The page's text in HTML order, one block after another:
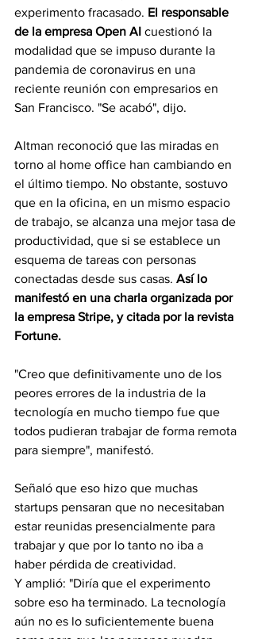
experimento fracasado. El responsable
de la empresa Open AI cuestionó la
modalidad que se impuso durante la
pandemia de coronavirus en una
reciente reunión con empresarios en
San Francisco. "Se acabó", dijo.
Altman reconoció que las miradas en
torno al home office han cambiando en
el último tiempo. No obstante, sostuvo
que en la oficina, en un mismo espacio
de trabajo, se alcanza una mejor tasa de
productividad, que si se establece un
esquema de tareas con personas
conectadas desde sus casas. Así lo
manifestó en una charla organizada por
la empresa Stripe, y citada por la revista
Fortune.
"Creo que definitivamente uno de los
peores errores de la industria de la
tecnología en mucho tiempo fue que
todos pudieran trabajar de forma remota
para siempre", manifestó.
Señaló que eso hizo que muchas
startups pensaran que no necesitaban
estar reunidas presencialmente para
trabajar y que por lo tanto no iba a
haber pérdida de creatividad.
Y amplió: "Diría que el experimento
sobre eso ha terminado. La tecnología
aún no es lo suficientemente buena